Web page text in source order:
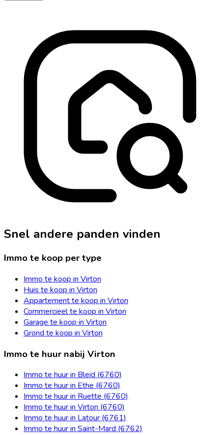
Snel andere panden vinden
Immo te koop per type
Immo te koop in Virton
Huis te koop in Virton
Appartement te koop in Virton
Commercieel te koop in Virton
Garage te koop in Virton
Grond te koop in Virton
Immo te huur nabij Virton
Immo te huur in Bleid (6760)
Immo te huur in Ethe (6760)
Immo te huur in Ruette (6760)
Immo te huur in Virton (6760)
Immo te huur in Latour (6761)
Immo te huur in Saint-Mard (6762)